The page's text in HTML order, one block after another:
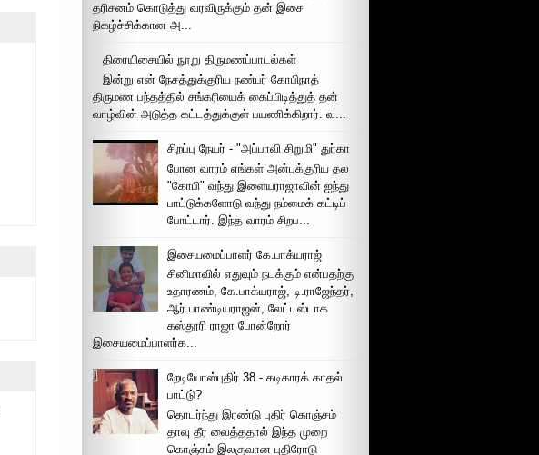
தரிசனம் கொடுத்து வரவிருக்கும் தன் இசை
நிகழ்ச்சிக்கான அ...
திரையிசையில் நூறு திருமணப்பாடல்கள்
இன்று என் நேசத்துக்குரிய நண்பர் கோபிநாத்
திருமண பந்தத்தில் சங்கரியைக் கைப்பிடித்துத் தன்
வாழ்வின் அடுத்த கட்டத்துக்குள் பயணிக்கிறார். வ...
சிறப்பு நேயர் - "அப்பாவி சிறுமி" துர்கா
போன வாரம் எங்கள் அன்புக்குரிய தல
"கோபி" வந்து இளையராஜாவின் ஐந்து
பாட்டுக்களோடு வந்து நம்மைக் கட்டிப்
போட்டார். இந்த வாரம் சிறப...
இசையமைப்பாளர் கே.பாக்யராஜ்
சினிமாவில் எதுவும் நடக்கும் என்பதற்கு
உதாரணம், கே.பாக்யராஜ், டி.ராஜேந்தர்,
ஆர்.பாண்டியராஜன், லேட்டஸ்டாக
கஸ்தூரி ராஜா போன்றோர்
இசையமைப்பாளர்க...
றேடியோஸ்புதிர் 38 - கடிகாரக் காதல்
பாட்டு்?
தொடர்ந்து இரண்டு புதிர் கொஞ்சம்
தாவு தீர வைத்ததால் இந்த முறை
கொஞ்சம் இலகுவான புதிரோடு